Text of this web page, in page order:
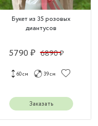
Букет из 35 розовых
диантусов
5790 ₽ 6890 ₽
60 см 39 см
Заказать